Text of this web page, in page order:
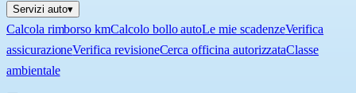
Servizi auto▾
Calcola rimborso kmCalcolo bollo autoLe mie scadenzeVerifica
assicurazioneVerifica revisioneCerca officina autorizzataClasse
ambientale